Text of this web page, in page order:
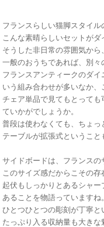
フランスらしい猫脚スタイル
こんな素晴らしいセットが
そうした非日常の雰囲気から
一般のおうちであれば、別々
フランスアンティークのダ
いう組み合わせが多いなか、
チェア単品で見てもとって
ていかがでしょうか。
普段は使わなくても、ちょっ
テーブルが拡張式ということ
サイドボードは、フランスの
このサイズ感だからこその存
起伏もしっかりとあるシャ
あることを物語っていますね。
ひとつひとつの彫刻が丁寧と
たっぷり入る収納量も大きな